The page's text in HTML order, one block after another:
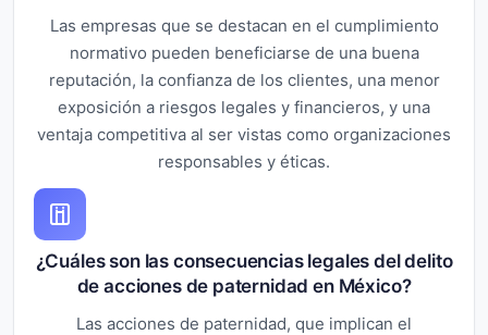
Las empresas que se destacan en el cumplimiento
normativo pueden beneficiarse de una buena
reputación, la confianza de los clientes, una menor
exposición a riesgos legales y financieros, y una
ventaja competitiva al ser vistas como organizaciones
responsables y éticas.
¿Cuáles son las consecuencias legales del delito
de acciones de paternidad en México?
Las acciones de paternidad, que implican el